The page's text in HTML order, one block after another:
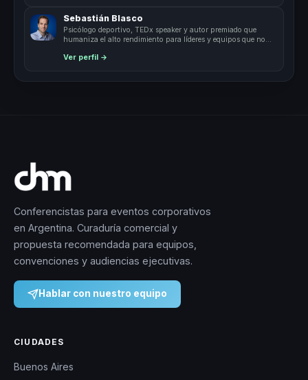
Sebastián Blasco
Psicólogo deportivo, TEDx speaker y autor premiado que
humaniza el alto rendimiento para líderes y equipos que no
Ver perfil →
Conferencistas para eventos corporativos
en Argentina. Curaduría comercial y
propuesta recomendada para equipos,
convenciones y audiencias ejecutivas.
Hablar con nuestro equipo
CIUDADES
Buenos Aires